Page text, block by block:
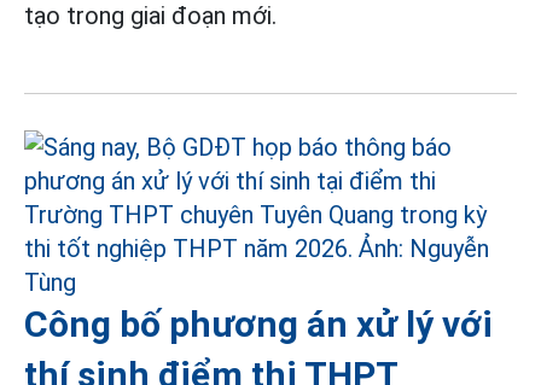
tạo trong giai đoạn mới.
Công bố phương án xử lý với
thí sinh điểm thi THPT